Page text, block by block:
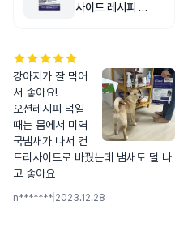
사이드 레시피 치
강아지가 잘 먹어
서 좋아요!
오션레시피 먹일
때는 몸에서 미역
국냄새가 나서 컨
트리사이드로 바꿨는데 냄새도 덜 나
고 좋아요
n******* 2023.12.28